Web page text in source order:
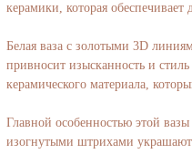
керамики, которая обеспечивает
Белая ваза с золотыми 3D
привносит изысканность и
керамического материала,
Главной особенностью этой
изогнутыми штрихами